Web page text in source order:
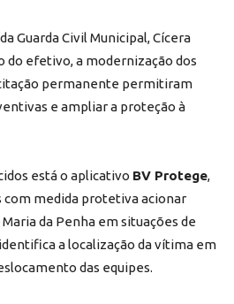
Guarda Civil Municipal, Cícera
do efetivo, a modernização dos
permanente permitiram
e ampliar a proteção à
está o aplicativo BV Protege,
medida protetiva acionar
da Penha em situações de
a localização da vítima em
das equipes.